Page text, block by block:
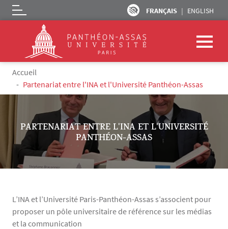
Aller au contenu principal
FRANÇAIS ENGLISH
Logo
Fil d'Ariane
Accueil
Partenariat entre l'INA et l'Université Panthéon-Assas
PARTENARIAT ENTRE L'INA ET L'UNIVERSITÉ
PANTHÉON-ASSAS
L’INA et l’Université Paris-Panthéon-Assas s’associent pour
proposer un pôle universitaire de référence sur les médias
et la communication